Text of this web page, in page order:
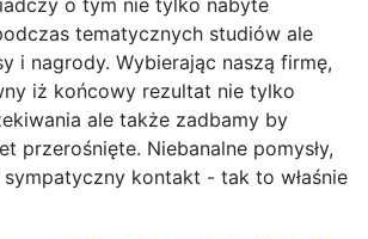
tematycznych studiów ale
i nagrody. Wybierając naszą firmę,
iż końcowy rezultat nie tylko
ale także zadbamy by
przerośnięte. Niebanalne pomysły,
kontakt - tak to właśnie